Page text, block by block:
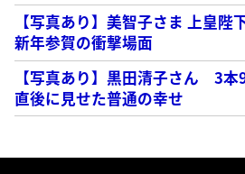
【写真あり】美智子さま 上皇
新年参賀の衝撃場面
【写真あり】黒田清子さん 3
直後に見せた普通の幸せ